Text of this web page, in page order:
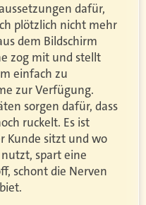
dafür,
plötzlich nicht mehr
dem Bildschirm
zog mit und stellt
einfach zu
zur Verfügung.
sorgen dafür, dass
ruckelt. Es ist
Kunde sitzt und wo
spart eine
schont die Nerven